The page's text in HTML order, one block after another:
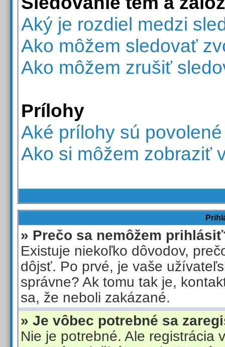
Aký je rozdiel medzi
Ako môžem sledovať
Ako môžem zrušiť
Prílohy
Aké prílohy sú
Ako si môžem zobraziť
» Prečo sa nemôžem
Existuje niekoľko dôvodov,
dôjsť. Po prvé, je vaše
správne? Ak tomu tak je,
sa, že neboli zakázané.
» Je vôbec potrebné sa
Nie je potrebné. Ale registrácia